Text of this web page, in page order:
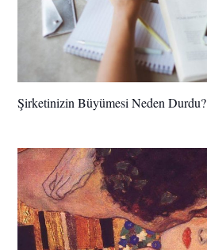
Şirketinizin Büyümesi Neden Durdu?